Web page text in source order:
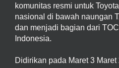
komunitas resmi untuk
nasional di bawah naungan
dan menjadi bagian dari
Indonesia.
Didirikan pada Maret 3